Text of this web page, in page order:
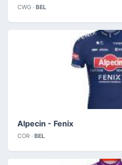
CWG · BEL
Alpecin - Fenix
COR · BEL